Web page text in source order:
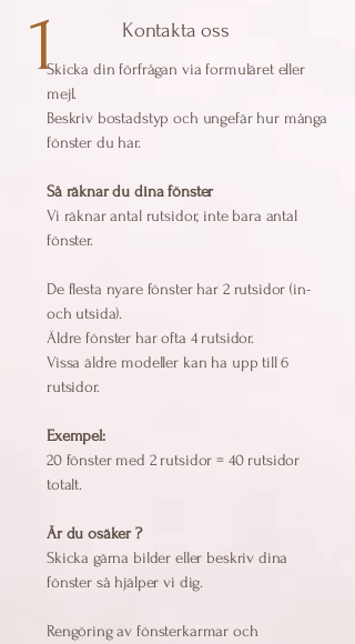
1 Kontakta oss
Skicka din förfrågan via formuläret eller
mejl.
Beskriv bostadstyp och ungefär hur många
fönster du har.
Så räknar du dina fönster
Vi räknar antal rutsidor, inte bara antal
fönster.
De flesta nyare fönster har 2 rutsidor (in-
och utsida).
Äldre fönster har ofta 4 rutsidor.
Vissa äldre modeller kan ha upp till 6
rutsidor.
Exempel:
20 fönster med 2 rutsidor = 40 rutsidor
totalt.
Är du osäker ?
Skicka gärna bilder eller beskriv dina
fönster så hjälper vi dig.
Rengöring av fönsterkarmar och